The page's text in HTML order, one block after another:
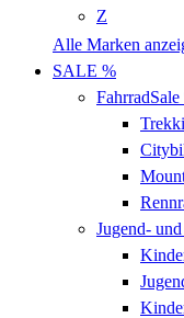
Z
Alle Marken
SALE %
FahrradSale
Jugend-